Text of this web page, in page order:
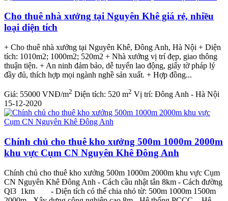
Cho thuê nhà xưởng tại Nguyên Khê giá rẻ, nhiều
loại diện tích
+ Cho thuê nhà xưởng tại Nguyên Khê, Đông Anh, Hà Nội + Diện
tích: 1010m2; 1000m2; 520m2 + Nhà xưởng vị trí đẹp, giao thông
thuận tiện. + An ninh đảm bảo, dễ tuyển lao động, giấy tờ pháp lý
đầy đủ, thích hợp mọi ngành nghề sản xuất. + Hợp đồng...
Giá: 55000 VNĐ/m2 Diện tích: 520 m2 Vị trí: Đông Anh - Hà Nội
15-12-2020
Chính chủ cho thuê kho xưởng 500m 1000m 2000m
khu vực Cụm CN Nguyên Khê Đông Anh
Chính chủ cho thuê kho xưởng 500m 1000m 2000m khu vực Cụm
CN Nguyên Khê Đông Anh - Cách cầu nhật tân 8km - Cách đường
Ql3 1km - Diện tích có thể chia nhỏ từ: 500m 1000m 1500m